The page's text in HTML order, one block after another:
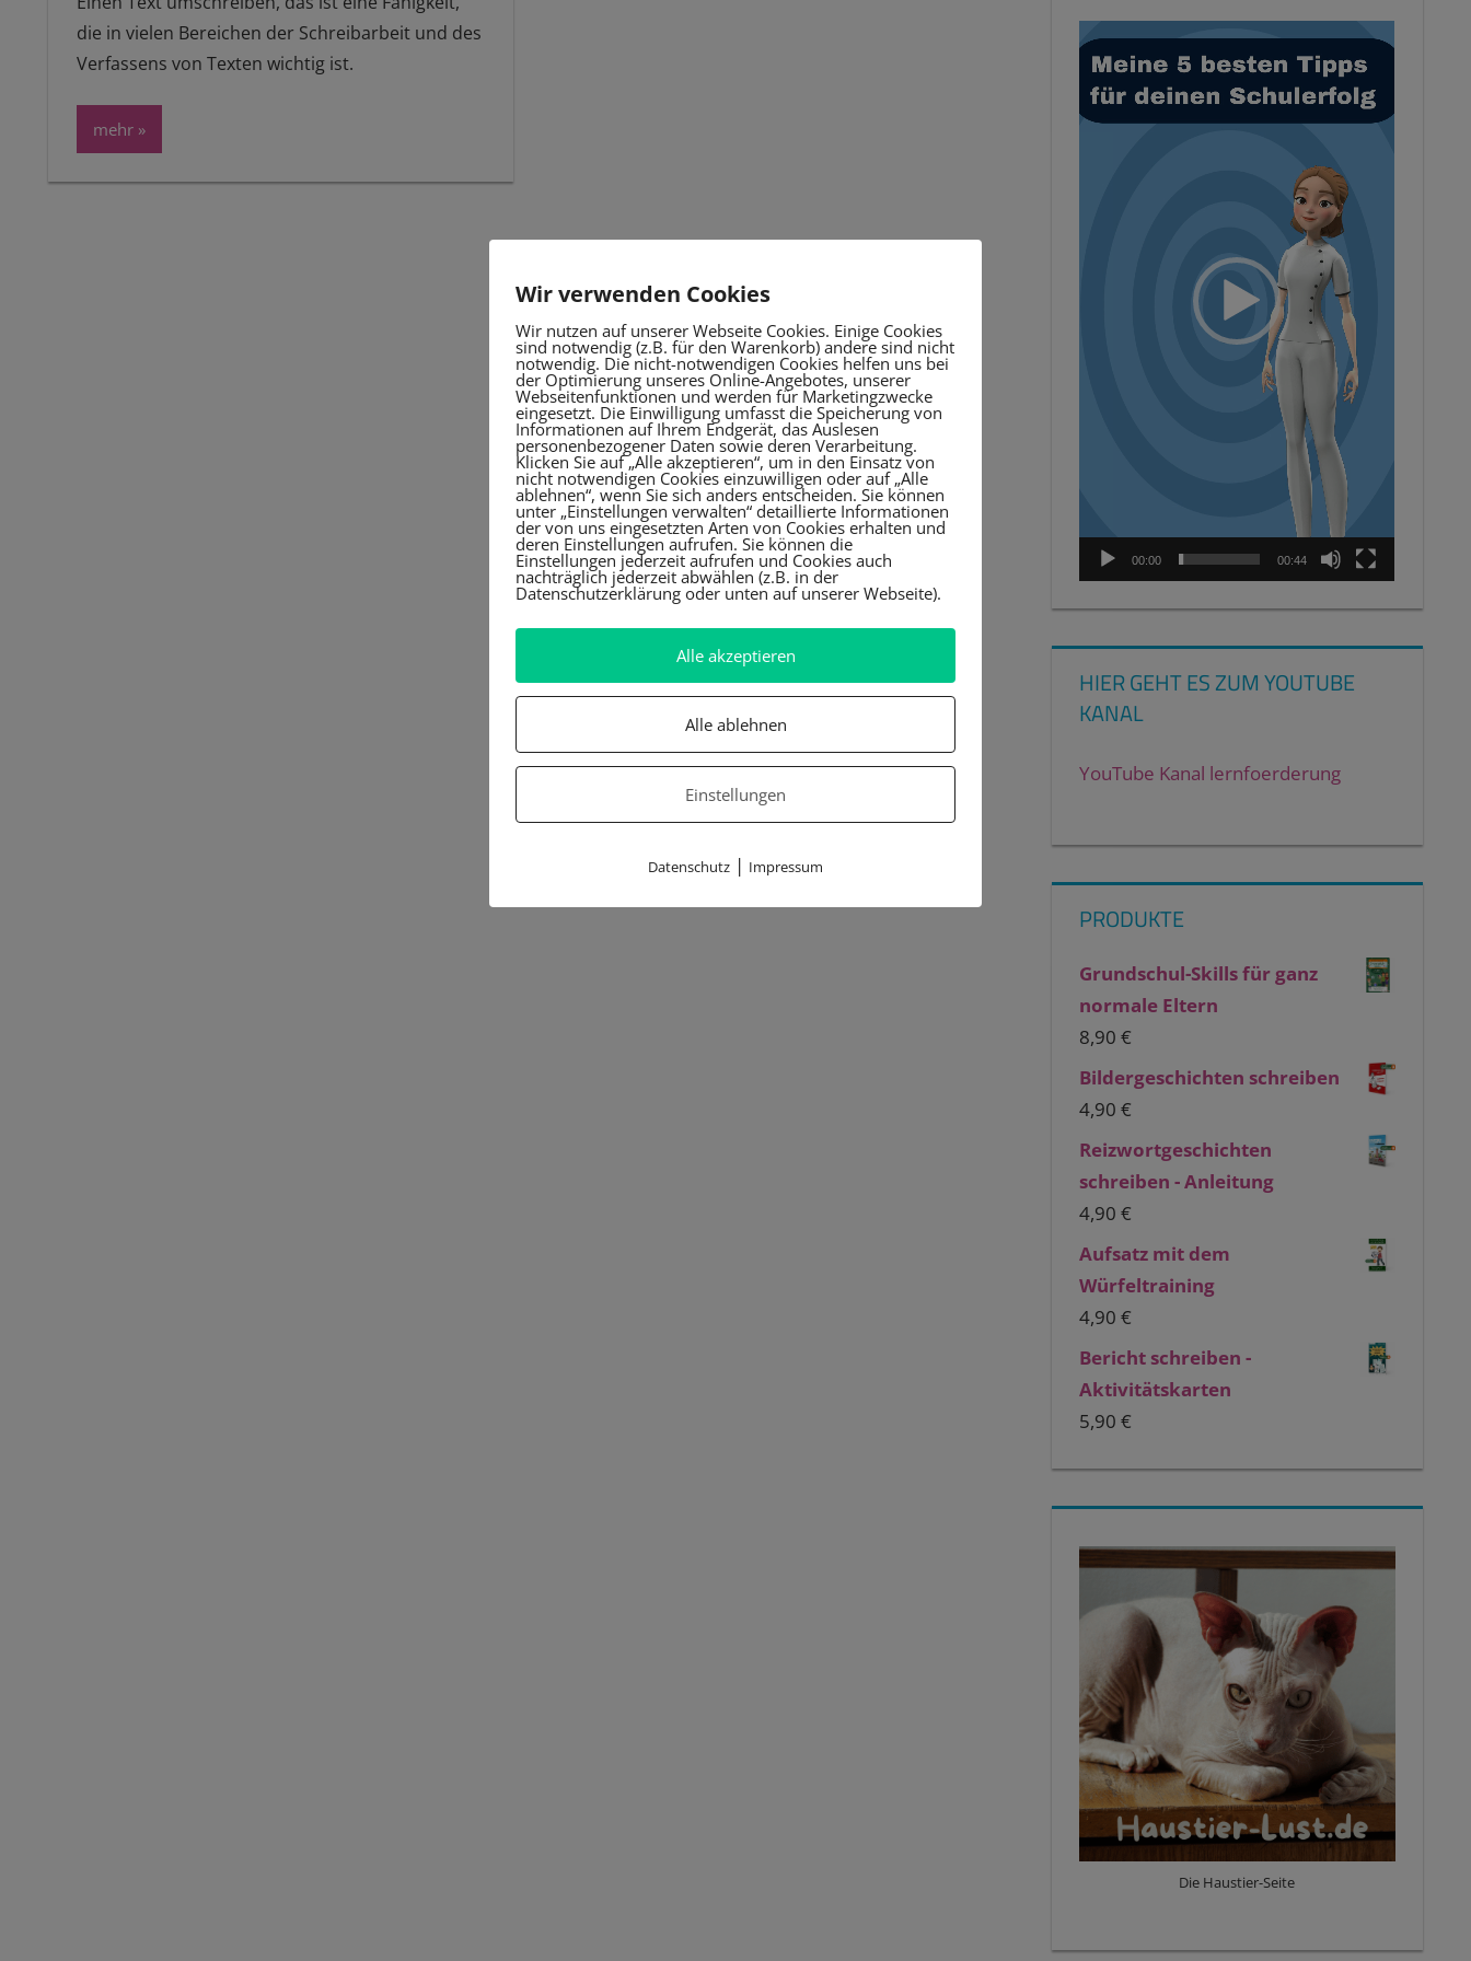
die in vielen Bereichen der Schreibarbeit und des
Verfassens von Texten wichtig ist.
mehr
Video-
Player
00:00 00:44
HIER GEHT ES ZUM YOUTUBE
KANAL
YouTube Kanal lernfoerderung
PRODUKTE
Grundschul-Skills für ganz
normale Eltern
8,90€
Bildergeschichten schreiben
4,90€
Reizwortgeschichten
schreiben - Anleitung
4,90€
Aufsatz mit dem
Würfeltraining
4,90€
Bericht schreiben -
Aktivitätskarten
5,90€
Die Haustier-Seite
Wir verwenden Cookies
Wir nutzen auf unserer Webseite Cookies. Einige Cookies
sind notwendig (z.B. für den Warenkorb) andere sind nicht
notwendig. Die nicht-notwendigen Cookies helfen uns bei
der Optimierung unseres Online-Angebotes, unserer
Webseitenfunktionen und werden für Marketingzwecke
eingesetzt. Die Einwilligung umfasst die Speicherung von
Informationen auf Ihrem Endgerät, das Auslesen
personenbezogener Daten sowie deren Verarbeitung.
Klicken Sie auf „Alle akzeptieren“, um in den Einsatz von
nicht notwendigen Cookies einzuwilligen oder auf „Alle
ablehnen“, wenn Sie sich anders entscheiden. Sie können
unter „Einstellungen verwalten“ detaillierte Informationen
der von uns eingesetzten Arten von Cookies erhalten und
deren Einstellungen aufrufen. Sie können die
Einstellungen jederzeit aufrufen und Cookies auch
nachträglich jederzeit abwählen (z.B. in der
Datenschutzerklärung oder unten auf unserer Webseite).
Alle akzeptieren
Alle ablehnen
Einstellungen
Datenschutz | Impressum